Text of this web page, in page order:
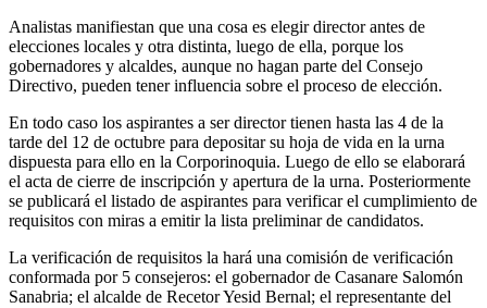
Analistas manifiestan que una cosa es elegir director antes de
elecciones locales y otra distinta, luego de ella, porque los
gobernadores y alcaldes, aunque no hagan parte del Consejo
Directivo, pueden tener influencia sobre el proceso de elección.
En todo caso los aspirantes a ser director tienen hasta las 4 de la
tarde del 12 de octubre para depositar su hoja de vida en la urna
dispuesta para ello en la Corporinoquia. Luego de ello se elaborará
el acta de cierre de inscripción y apertura de la urna. Posteriormente
se publicará el listado de aspirantes para verificar el cumplimiento de
requisitos con miras a emitir la lista preliminar de candidatos.
La verificación de requisitos la hará una comisión de verificación
conformada por 5 consejeros: el gobernador de Casanare Salomón
Sanabria; el alcalde de Recetor Yesid Bernal; el representante del